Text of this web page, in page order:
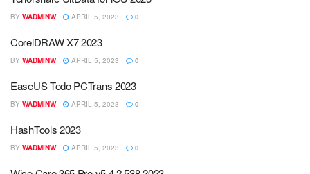
BY WADMINW APRIL 5, 2023 0
CorelDRAW X7 2023
BY WADMINW APRIL 5, 2023 0
EaseUS Todo PCTrans 2023
BY WADMINW APRIL 5, 2023 0
HashTools 2023
BY WADMINW APRIL 5, 2023 0